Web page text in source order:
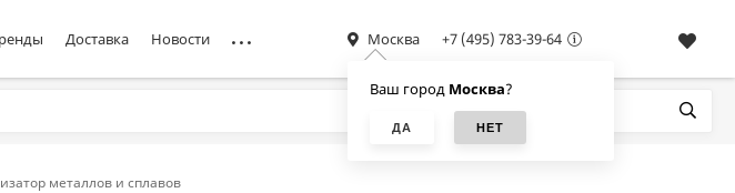
Доставка Новости Москва
Ваш город Москва?
+7 (495) 783-39-64
металлов и сплавов